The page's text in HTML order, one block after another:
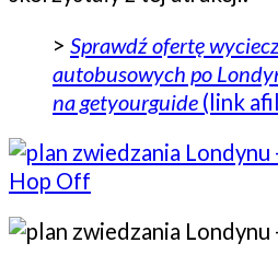
> Sprawdź ofertę
autobusowych po
na getyourguide (link